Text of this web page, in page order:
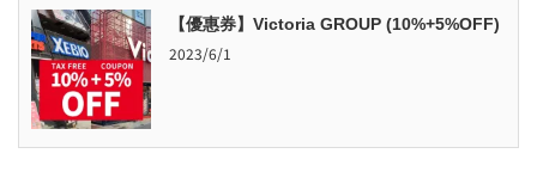
【優惠券】Victoria GROUP (10%+5%OFF)
2023/6/1